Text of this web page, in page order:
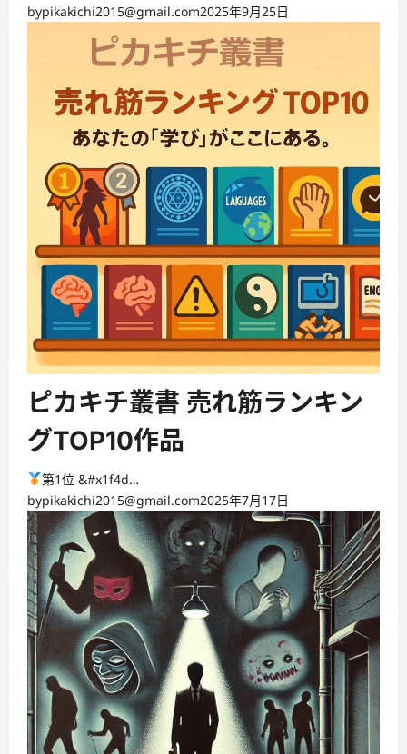
bypikakichi2015@gmail.com2025年9月25日
ピカキチ叢書 売れ筋ランキン
グTOP10作品
第1位 &#x1f4d…
bypikakichi2015@gmail.com2025年7月17日